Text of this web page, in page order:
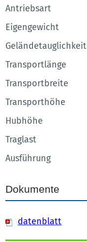
Antriebsart
Eigengewicht
Geländetauglichkeit
Transportlänge
Transportbreite
Transporthöhe
Hubhöhe
Traglast
Ausführung
Dokumente
datenblatt